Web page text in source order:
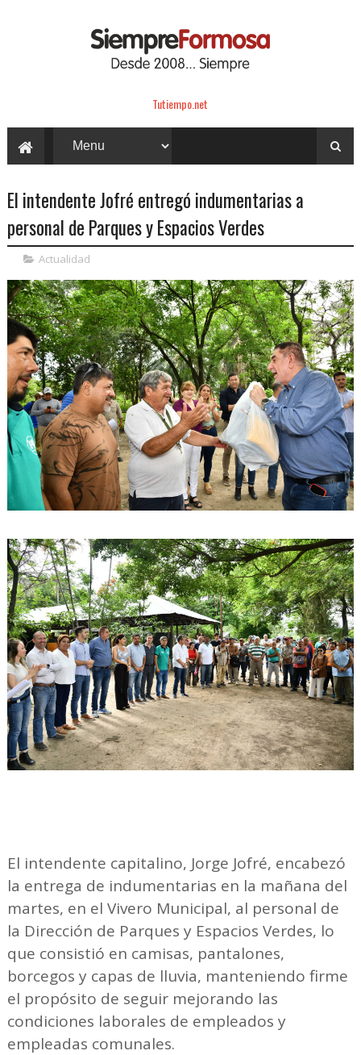
Tutiempo.net
El intendente Jofré entregó indumentarias a
personal de Parques y Espacios Verdes
Actualidad
El intendente capitalino, Jorge Jofré, encabezó
la entrega de indumentarias en la mañana del
martes, en el Vivero Municipal, al personal de
la Dirección de Parques y Espacios Verdes, lo
que consistió en camisas, pantalones,
borcegos y capas de lluvia, manteniendo firme
el propósito de seguir mejorando las
condiciones laborales de empleados y
empleadas comunales.